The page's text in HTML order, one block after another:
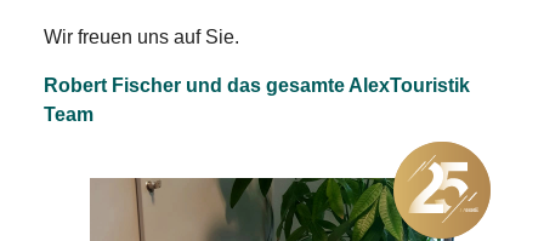
Wir freuen uns auf Sie.
Robert Fischer und das gesamte AlexTouristik
Team